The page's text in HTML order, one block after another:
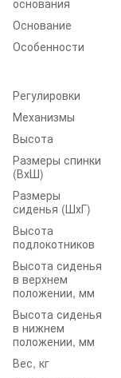
основания
Основание
Особенности
Регулировки
Механизмы
Высота
Размеры спинки
(ВхШ)
Размеры
сиденья (ШхГ)
Высота
подлокотников
Высота сиденья
в верхнем
положении, мм
Высота сиденья
в нижнем
положении, мм
Вес, кг